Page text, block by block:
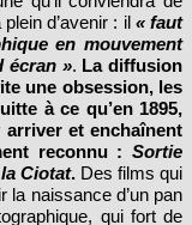
en mouvement
écran ». La diffusion
une obsession, les
à ce qu’en 1895,
et enchaînent
reconnu : Sortie
Ciotat.Des films qui
la naissance d’un pan
qui fort de